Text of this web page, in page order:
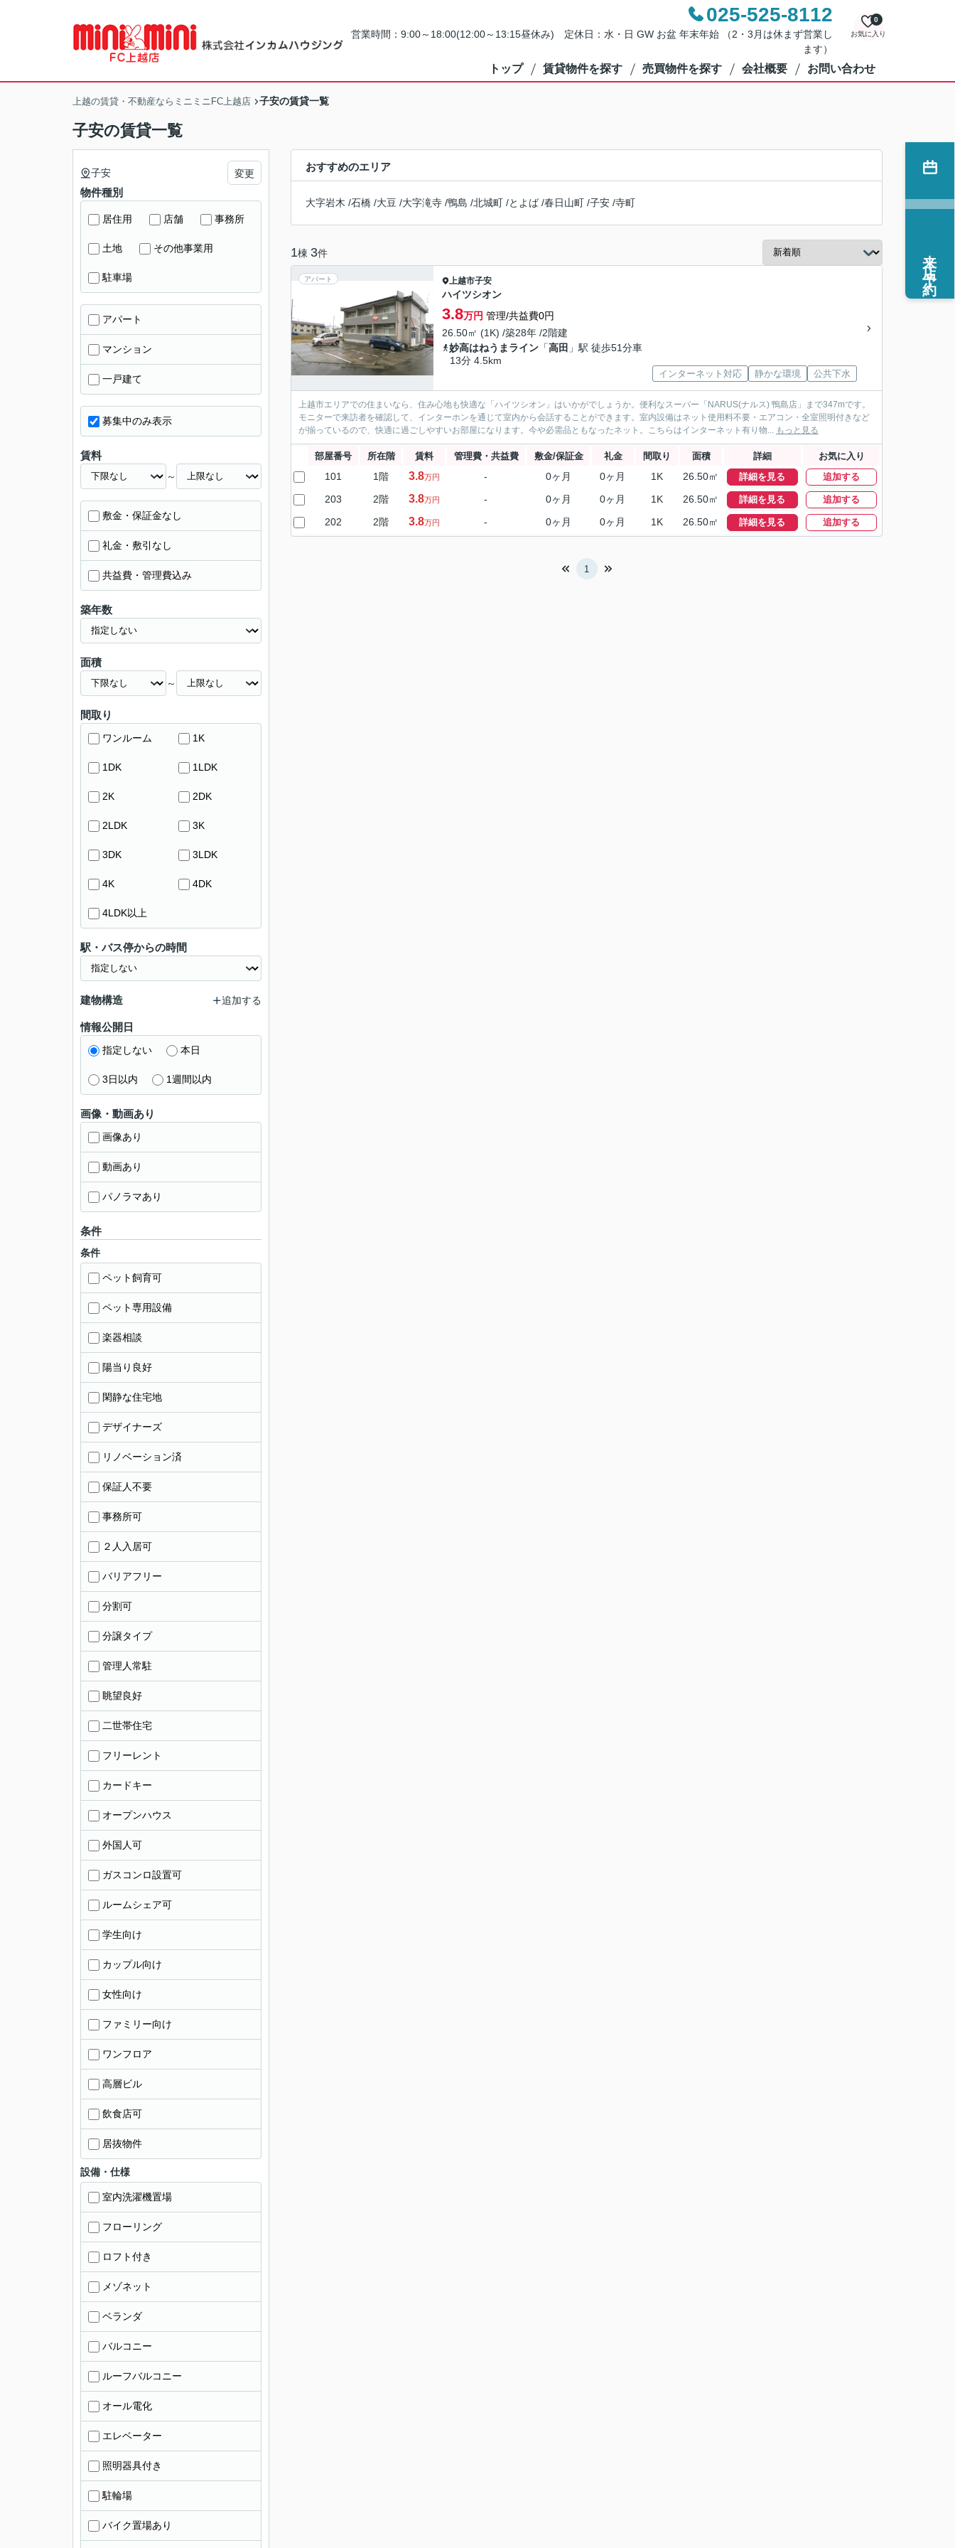
025-525-8112
営業時間：9:00～18:00(12:00～13:15昼休み) 定休日：水・日 GW お盆 年末年始 （2・3月は休まず営業し
ます）
お気に入り
0
トップ 賃貸物件を探す 売買物件を探す 会社概要 お問い合わせ
上越の賃貸・不動産ならミニミニFC上越店 子安の賃貸一覧
子安の賃貸一覧
おすすめのエリア
大字岩木 /石橋 /大豆 /大字滝寺 /鴨島 /北城町 /とよば /春日山町 /子安 /寺町
1棟 3件
アパート 上越市子安
ハイツシオン
3.8万円 管理/共益費0円
26.50㎡ (1K) /築28年 /2階建
妙高はねうまライン 「高田 」駅 徒歩51分車
13分 4.5km
インターネット対応 静かな環境 公共下水
上越市エリアでの住まいなら、住み心地も快適な「ハイツシオン」はいかがでしょうか。便利なスーパー「NARUS(ナルス) 鴨島店」まで347mです。
モニターで来訪者を確認して、インターホンを通じて室内から会話することができます。室内設備はネット使用料不要・エアコン・全室照明付きなど
が揃っているので、快適に過ごしやすいお部屋になります。今や必需品ともなったネット。こちらはインターネット有り物... もっと見る
部屋番号 所在階 賃料 管理費・共益費 敷金/保証金 礼金 間取り 面積 詳細 お気に入り
101 1階 3.8万円 - 0ヶ月 0ヶ月 1K 26.50㎡ 詳細を見る 追加する
203 2階 3.8万円 - 0ヶ月 0ヶ月 1K 26.50㎡ 詳細を見る 追加する
202 2階 3.8万円 - 0ヶ月 0ヶ月 1K 26.50㎡ 詳細を見る 追加する
1
子安 変更
物件種別
居住用 店舗 事務所
土地 その他事業用
駐車場
アパート
マンション
一戸建て
募集中のみ表示
賃料
～
敷金・保証金なし
礼金・敷引なし
共益費・管理費込み
築年数
面積
～
間取り
ワンルーム 1K
1DK 1LDK
2K 2DK
2LDK 3K
3DK 3LDK
4K 4DK
4LDK以上
駅・バス停からの時間
建物構造 追加する
情報公開日
指定しない 本日
3日以内 1週間以内
画像・動画あり
画像あり
動画あり
パノラマあり
条件
条件
ペット飼育可
ペット専用設備
楽器相談
陽当り良好
閑静な住宅地
デザイナーズ
リノベーション済
保証人不要
事務所可
２人入居可
バリアフリー
分割可
分譲タイプ
管理人常駐
眺望良好
二世帯住宅
フリーレント
カードキー
オープンハウス
外国人可
ガスコンロ設置可
ルームシェア可
学生向け
カップル向け
女性向け
ファミリー向け
ワンフロア
高層ビル
飲食店可
居抜物件
設備・仕様
室内洗濯機置場
フローリング
ロフト付き
メゾネット
ベランダ
バルコニー
ルーフバルコニー
オール電化
エレベーター
照明器具付き
駐輪場
バイク置場あり
来店予約